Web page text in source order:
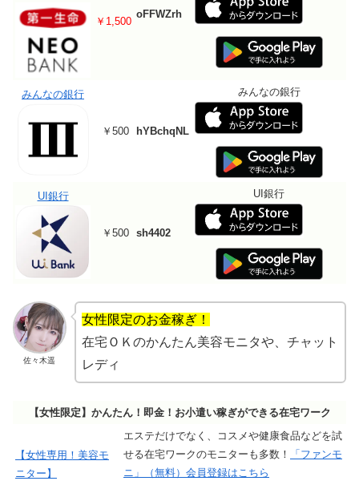
￥1,500
oFFWZrh
みんなの銀行
￥500 hYBchqNL
みんなの銀行
UI銀行
￥500 sh4402
UI銀行
佐々木遥
女性限定のお金稼ぎ！
在宅ＯＫのかんたん美容モニタや、チャット
レディ
【女性限定】かんたん！即金！お小遣い稼ぎができる在宅ワーク
【女性専用！美容モ
ニター】
エステだけでなく、コスメや健康食品などを試
せる在宅ワークのモニターも多数！
「ファンモ
ニ」（無料）会員登録はこちら